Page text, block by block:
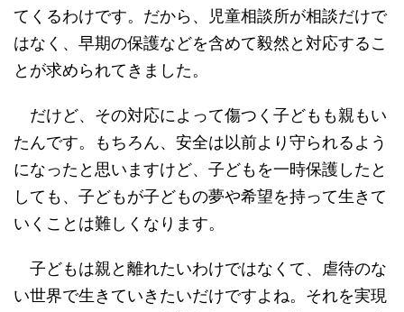
てくるわけです。だから、児童相談所が相談だけで
はなく、早期の保護などを含めて毅然と対応するこ
とが求められてきました。
だけど、その対応によって傷つく子どもも親もい
たんです。もちろん、安全は以前より守られるよう
になったと思いますけど、子どもを一時保護したと
しても、子どもが子どもの夢や希望を持って生きて
いくことは難しくなります。
子どもは親と離れたいわけではなくて、虐待のな
い世界で生きていきたいだけですよね。それを実現